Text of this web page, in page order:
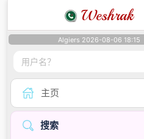
Weshrak
Algiers 2026-08-06 18:15
主页
搜索